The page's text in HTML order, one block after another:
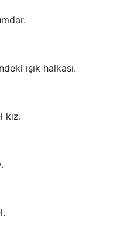
ışık halkası.
kız.